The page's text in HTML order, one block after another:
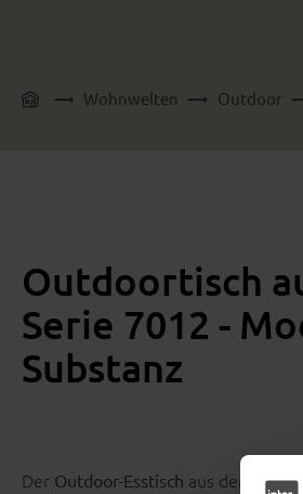
Wohnwelten Outdoor
Outdoortisch
Serie 7012 -
Substanz
Der Outdoor-Esstisch aus der